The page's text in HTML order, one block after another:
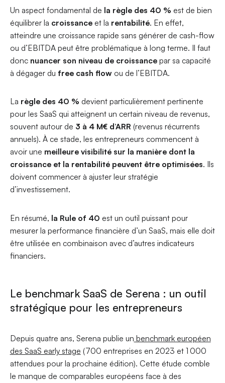
Un aspect fondamental de la règle des 40 % est de bien
équilibrer la croissanceet la rentabilité. En effet,
atteindre une croissance rapide sans générer de cash-flow
ou d’EBITDA peut être problématique à long terme. Il faut
donc nuancer son niveau de croissancepar sa capacité
à dégager du free cash flowou de l’EBITDA.
La règle des 40 % devient particulièrement pertinente
pour les SaaS qui atteignent un certain niveau de revenus,
souvent autour de 3 à 4 M€ d’ARR (revenus récurrents
annuels). À ce stade, les entrepreneurs commencent à
avoir une meilleure visibilité sur la manière dont la
croissance et la rentabilité peuvent être optimisées. Ils
doivent commencer à ajuster leur stratégie
d’investissement.
En résumé, la Rule of 40 est un outil puissant pour
mesurer la performance financière d’un SaaS, mais elle doit
être utilisée en combinaison avec d’autres indicateurs
financiers.
Le benchmark SaaS de Serena : un outil
stratégique pour les entrepreneurs
Depuis quatre ans, Serena publie un benchmark européen
des SaaS early stage (700 entreprises en 2023 et 1 000
attendues pour la prochaine édition). Cette étude comble
le manque de comparables européens face à des